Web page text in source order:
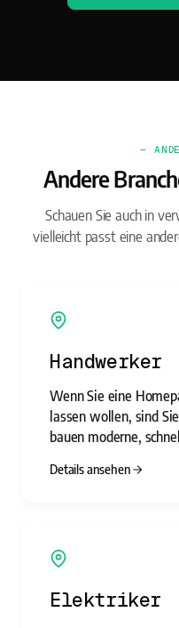
—
Andere
Schauen Sie auch in
vielleicht passt eine
Handwerker
Wenn Sie eine
lassen wollen, sind
bauen moderne,
Details ansehen
Elektriker